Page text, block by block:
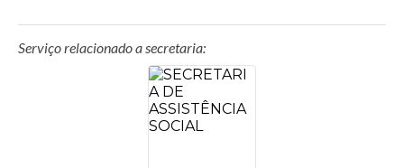
Serviço relacionado a secretaria: